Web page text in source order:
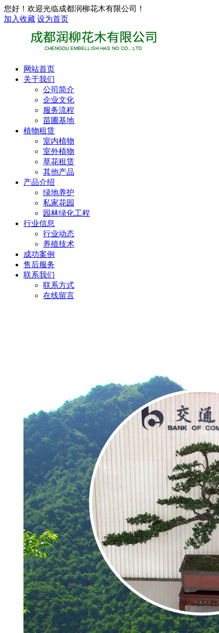
您好！欢迎光临成都润柳花木有限公司！
加入收藏 设为首页
网站首页
关于我们
公司简介
企业文化
服务流程
苗圃基地
植物租赁
室内植物
室外植物
草花租赁
其他产品
产品介绍
绿地养护
私家花园
园林绿化工程
行业信息
行业动态
养殖技术
成功案例
售后服务
联系我们
联系方式
在线留言